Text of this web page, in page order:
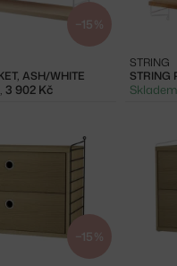
−15 %
ASH/WHITE
, 3 902 Kč
STRING
STRING
−15 %